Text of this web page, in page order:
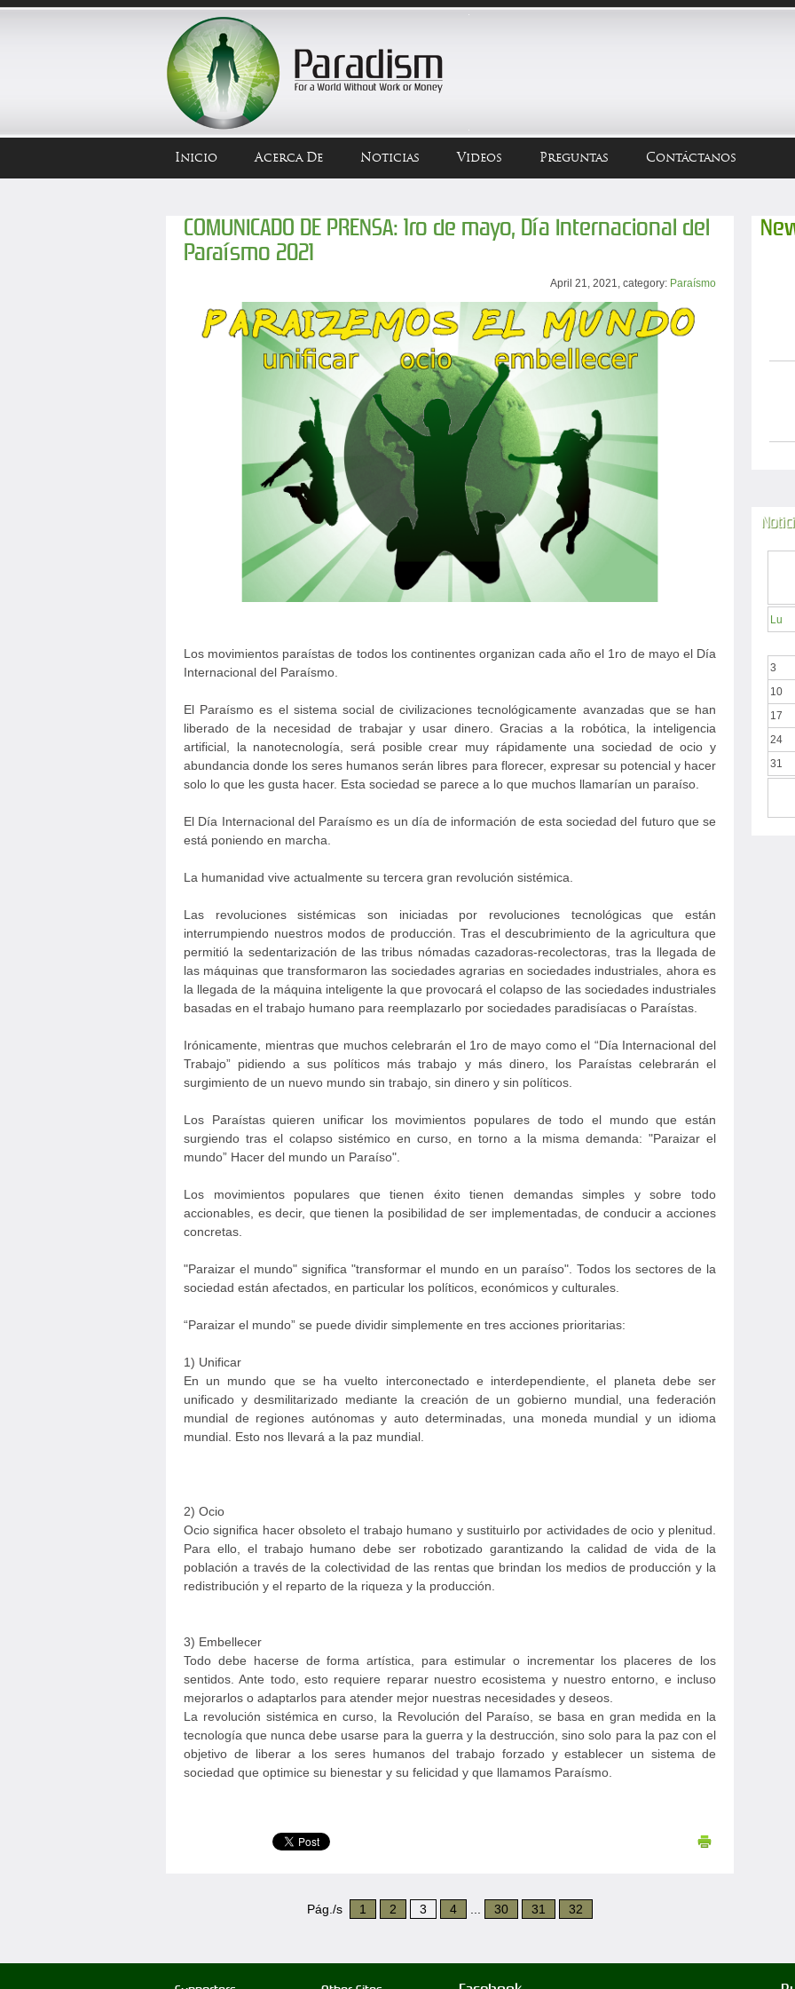
Inicio Acerca De Noticias Videos Preguntas Contáctanos
COMUNICADO DE PRENSA: 1ro de mayo, Día Internacional del
Paraísmo 2021
April 21, 2021, category: Paraísmo
Los movimientos paraístas de todos los continentes organizan cada año el 1ro de mayo el Día
Internacional del Paraísmo.
El Paraísmo es el sistema social de civilizaciones tecnológicamente avanzadas que se han
liberado de la necesidad de trabajar y usar dinero. Gracias a la robótica, la inteligencia
artificial, la nanotecnología, será posible crear muy rápidamente una sociedad de ocio y
abundancia donde los seres humanos serán libres para florecer, expresar su potencial y hacer
solo lo que les gusta hacer. Esta sociedad se parece a lo que muchos llamarían un paraíso.
El Día Internacional del Paraísmo es un día de información de esta sociedad del futuro que se
está poniendo en marcha.
La humanidad vive actualmente su tercera gran revolución sistémica.
Las revoluciones sistémicas son iniciadas por revoluciones tecnológicas que están
interrumpiendo nuestros modos de producción. Tras el descubrimiento de la agricultura que
permitió la sedentarización de las tribus nómadas cazadoras-recolectoras, tras la llegada de
las máquinas que transformaron las sociedades agrarias en sociedades industriales, ahora es
la llegada de la máquina inteligente la que provocará el colapso de las sociedades industriales
basadas en el trabajo humano para reemplazarlo por sociedades paradisíacas o Paraístas.
Irónicamente, mientras que muchos celebrarán el 1ro de mayo como el “Día Internacional del
Trabajo” pidiendo a sus políticos más trabajo y más dinero, los Paraístas celebrarán el
surgimiento de un nuevo mundo sin trabajo, sin dinero y sin políticos.
Los Paraístas quieren unificar los movimientos populares de todo el mundo que están
surgiendo tras el colapso sistémico en curso, en torno a la misma demanda: "Paraizar el
mundo” Hacer del mundo un Paraíso".
Los movimientos populares que tienen éxito tienen demandas simples y sobre todo
accionables, es decir, que tienen la posibilidad de ser implementadas, de conducir a acciones
concretas.
"Paraizar el mundo" significa "transformar el mundo en un paraíso". Todos los sectores de la
sociedad están afectados, en particular los políticos, económicos y culturales.
“Paraizar el mundo” se puede dividir simplemente en tres acciones prioritarias:
1) Unificar
En un mundo que se ha vuelto interconectado e interdependiente, el planeta debe ser
unificado y desmilitarizado mediante la creación de un gobierno mundial, una federación
mundial de regiones autónomas y auto determinadas, una moneda mundial y un idioma
mundial. Esto nos llevará a la paz mundial.
2) Ocio
Ocio significa hacer obsoleto el trabajo humano y sustituirlo por actividades de ocio y plenitud.
Para ello, el trabajo humano debe ser robotizado garantizando la calidad de vida de la
población a través de la colectividad de las rentas que brindan los medios de producción y la
redistribución y el reparto de la riqueza y la producción.
3) Embellecer
Todo debe hacerse de forma artística, para estimular o incrementar los placeres de los
sentidos. Ante todo, esto requiere reparar nuestro ecosistema y nuestro entorno, e incluso
mejorarlos o adaptarlos para atender mejor nuestras necesidades y deseos.
La revolución sistémica en curso, la Revolución del Paraíso, se basa en gran medida en la
tecnología que nunca debe usarse para la guerra y la destrucción, sino solo para la paz con el
objetivo de liberar a los seres humanos del trabajo forzado y establecer un sistema de
sociedad que optimice su bienestar y su felicidad y que llamamos Paraísmo.
Pág./s 1 2 3 4 30 31 32
Lu
3
10
17
24
31